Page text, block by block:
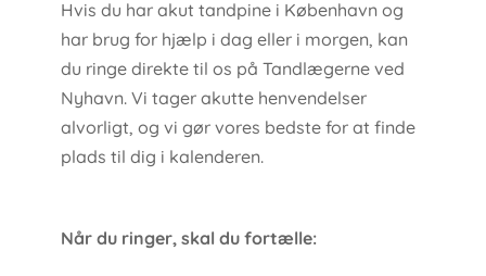
Hvis du har akut tandpine i København og
har brug for hjælp i dag eller i morgen, kan
du ringe direkte til os på Tandlægerne ved
Nyhavn. Vi tager akutte henvendelser
alvorligt, og vi gør vores bedste for at finde
plads til dig i kalenderen.
Når du ringer, skal du fortælle: